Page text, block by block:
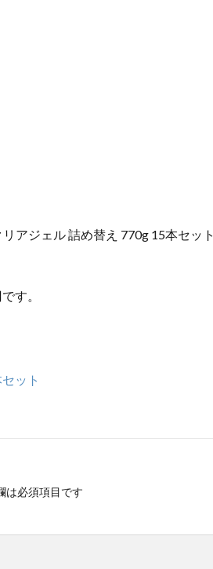
アジェル 詰め替え 770g 15本セット
す。
ット
は必須項目です